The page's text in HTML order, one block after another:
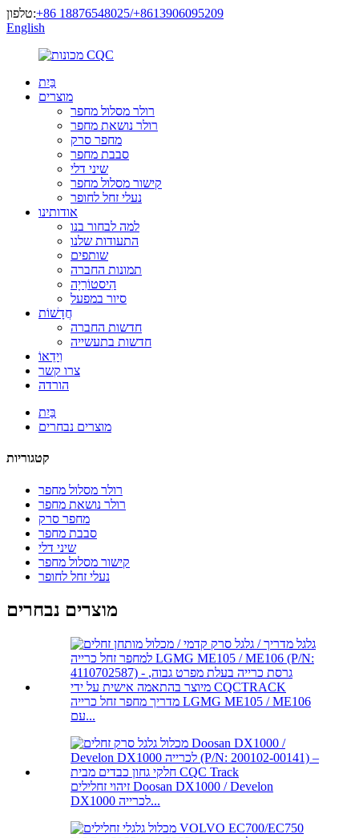
טלפון:‎+86 18876548025/+8613906095209
English
בַּיִת
מוצרים
רולר מסלול מחפר
רולר נושאת מחפר
מחפר סרק
סבבת מחפר
שיני דלי
קישור מסלול מחפר
נעלי זחל לחופר
אודותינו
למה לבחור בנו
התעודות שלנו
שותפים
תמונות החברה
הִיסטוֹרִיָה
סיור במפעל
חֲדָשׁוֹת
חדשות החברה
חדשות בתעשייה
וִידֵאוֹ
צרו קשר
הורדה
בַּיִת
מוצרים נבחרים
קטגוריות
רולר מסלול מחפר
רולר נושאת מחפר
מחפר סרק
סבבת מחפר
שיני דלי
קישור מסלול מחפר
נעלי זחל לחופר
מוצרים נבחרים
מדריך מחפר זחל כרייה LGMG ME105 / ME106
עם...
זיהוי זחלילים Doosan DX1000 / Develon
DX1000 לכרייה...